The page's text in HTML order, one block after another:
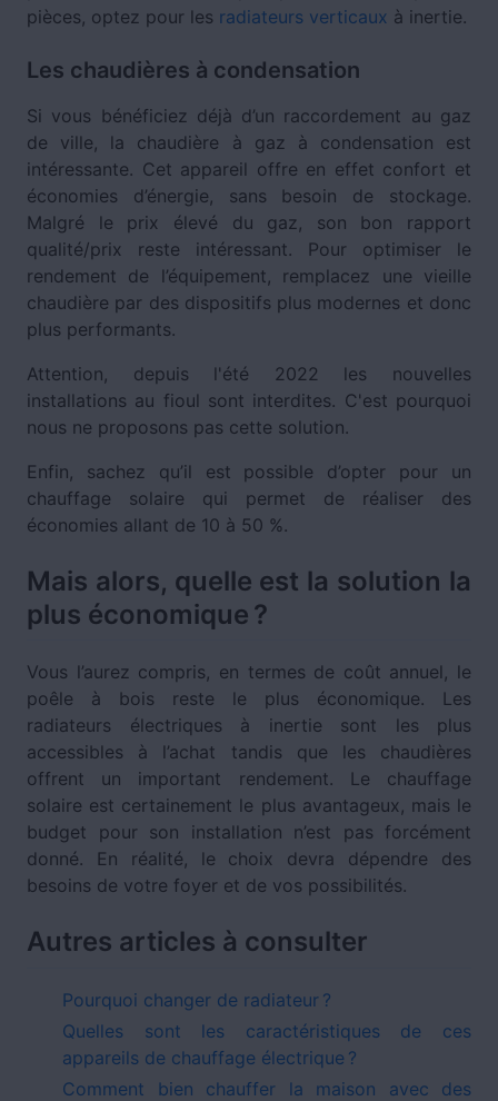
pièces, optez pour les radiateurs verticaux à inertie.
Les chaudières à condensation
Si vous bénéficiez déjà d’un raccordement au gaz
de ville, la chaudière à gaz à condensation est
intéressante. Cet appareil offre en effet confort et
économies d’énergie, sans besoin de stockage.
Malgré le prix élevé du gaz, son bon rapport
qualité/prix reste intéressant. Pour optimiser le
rendement de l’équipement, remplacez une vieille
chaudière par des dispositifs plus modernes et donc
plus performants.
Attention, depuis l'été 2022 les nouvelles
installations au fioul sont interdites. C'est pourquoi
nous ne proposons pas cette solution.
Enfin, sachez qu’il est possible d’opter pour un
chauffage solaire qui permet de réaliser des
économies allant de 10 à 50 %.
Mais alors, quelle est la solution la
plus économique ?
Vous l’aurez compris, en termes de coût annuel, le
poêle à bois reste le plus économique. Les
radiateurs électriques à inertie sont les plus
accessibles à l’achat tandis que les chaudières
offrent un important rendement. Le chauffage
solaire est certainement le plus avantageux, mais le
budget pour son installation n’est pas forcément
donné. En réalité, le choix devra dépendre des
besoins de votre foyer et de vos possibilités.
Autres articles à consulter
Pourquoi changer de radiateur ?
Quelles sont les caractéristiques de ces
appareils de chauffage électrique ?
Comment bien chauffer la maison avec des